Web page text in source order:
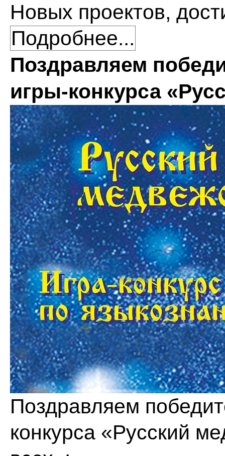
Новых проектов,
Подробнее...
Поздравляем
игры-конкурса
Поздравляем
конкурса «Русский